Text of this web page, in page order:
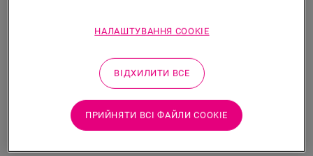
Рекомендована роздрібна ціна
ПОШУК
НАЛАШТУВАННЯ COOKIE
ВІДХИЛИТИ ВСЕ
ПРИЙНЯТИ ВСІ ФАЙЛИ СOOKIE